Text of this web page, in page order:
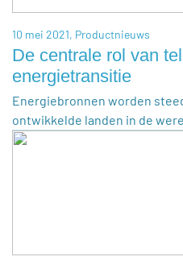
10 mei 2021, Productnieuws
De centrale rol van
energietransitie
Energiebronnen worden
ontwikkelde landen in de